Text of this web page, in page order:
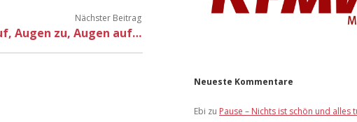
Nächster Beitrag
Augen zu, Augen auf…
Neueste Kommentare
Ebi zu Pause – Nichts ist schön und alles